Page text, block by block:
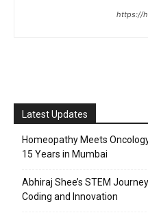
https://
Latest Updates
Homeopathy Meets
15 Years in Mumbai
Abhiraj Shee’s STEM
Coding and Innovation